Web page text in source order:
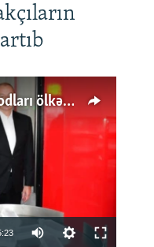
Ard-arda açılan dərman zavodları ölkənin tələbatını ödəyirmi?
available